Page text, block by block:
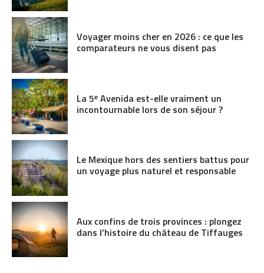
Voyager moins cher en 2026 : ce que les
comparateurs ne vous disent pas
La 5ᵉ Avenida est-elle vraiment un
incontournable lors de son séjour ?
Le Mexique hors des sentiers battus pour
un voyage plus naturel et responsable
Aux confins de trois provinces : plongez
dans l’histoire du château de Tiffauges